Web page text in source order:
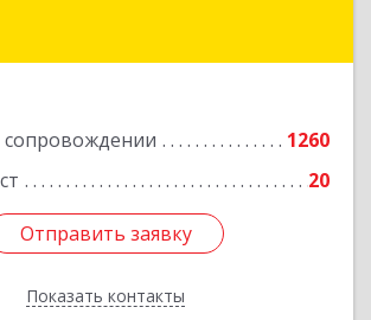
сопровождении
1260
20
Отправить заявку
Показать контакты
ул.Кривогуза,
Отправить заявку
Назад